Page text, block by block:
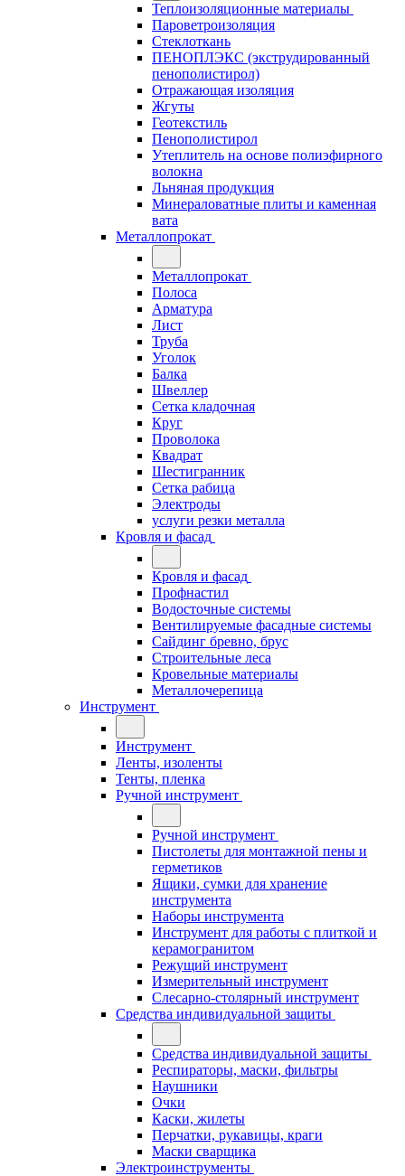
Теплоизоляционные материалы
Пароветроизоляция
Стеклоткань
ПЕНОПЛЭКС (экструдированный
пенополистирол)
Отражающая изоляция
Жгуты
Геотекстиль
Пенополистирол
Утеплитель на основе полиэфирного
волокна
Льняная продукция
Минераловатные плиты и каменная
вата
Металлопрокат
Металлопрокат
Полоса
Арматура
Лист
Труба
Уголок
Балка
Швеллер
Сетка кладочная
Круг
Проволока
Квадрат
Шестигранник
Сетка рабица
Электроды
услуги резки металла
Кровля и фасад
Кровля и фасад
Профнастил
Водосточные системы
Вентилируемые фасадные системы
Сайдинг бревно, брус
Строительные леса
Кровельные материалы
Металлочерепица
Инструмент
Инструмент
Ленты, изоленты
Тенты, пленка
Ручной инструмент
Ручной инструмент
Пистолеты для монтажной пены и
герметиков
Ящики, сумки для хранение
инструмента
Наборы инструмента
Инструмент для работы с плиткой и
керамогранитом
Режущий инструмент
Измерительный инструмент
Слесарно-столярный инструмент
Средства индивидуальной защиты
Средства индивидуальной защиты
Респираторы, маски, фильтры
Наушники
Очки
Каски, жилеты
Перчатки, рукавицы, краги
Маски сварщика
Электроинструменты